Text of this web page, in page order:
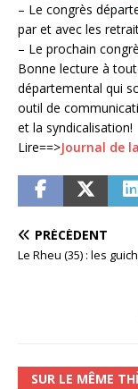
– Le congrès
par et avec les
– Le prochain
Bonne lecture à
départemental qui
outil de
et la syndicalisation!
Lire==>Journal de
PRÉCÉDENT
Le Rheu (35) : les
SUR LE MÊME